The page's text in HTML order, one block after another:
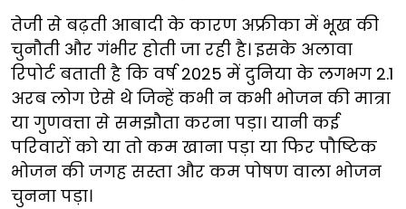
तेजी से बढ़ती आबादी के कारण अफ्रीका में भूख की
चुनौती और गंभीर होती जा रही है। इसके अलावा
रिपोर्ट बताती है कि वर्ष 2025 में दुनिया के लगभग 2.1
अरब लोग ऐसे थे जिन्हें कभी न कभी भोजन की मात्रा
या गुणवत्ता से समझौता करना पड़ा। यानी कई
परिवारों को या तो कम खाना पड़ा या फिर पौष्टिक
भोजन की जगह सस्ता और कम पोषण वाला भोजन
चुनना पड़ा।